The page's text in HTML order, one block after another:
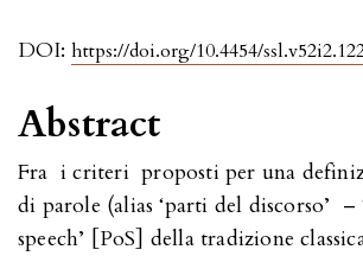
DOI: https://doi.org/10.4454/
Abstract
Fra i criteri proposti per una
di parole (alias ‘parti del discorso’
speech’ [PoS] della tradizione